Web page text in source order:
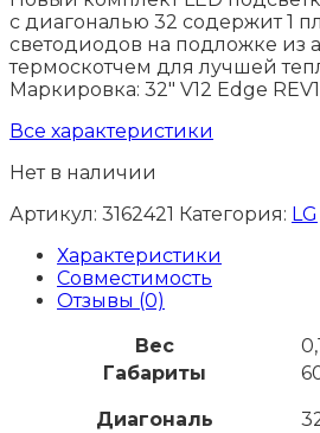
с диагональю 32 содержит 1
светодиодов на подложке из
термоскотчем для лучшей
Маркировка: 32" V12 Edge
Все характеристики
Нет в наличии
Артикул: 3162421 Категория: LG
Характеристики
Совместимость
Отзывы (0)
Вес
Габариты
Диагональ